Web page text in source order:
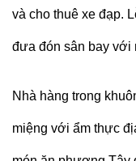
và cho thuê xe đạp.
đưa đón sân bay với
Nhà hàng trong
miệng với ẩm thực